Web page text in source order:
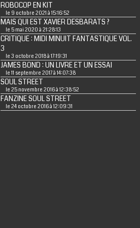
ROBOCOP EN KIT
le 9 octobre 2021 à 15:16:52
MAIS QUI EST XAVIER DESBARATS ?
le 5 mai 2020 à 21:28:13
CRITIQUE : MIDI MINUIT FANTASTIQUE VOL.
3
le 3 octobre 2018 à 17:19:31
JAMES BOND : UN LIVRE ET UN ESSAI
le 11 septembre 2017 à 14:07:38
SOUL STREET
le 25 novembre 2016 à 12:38:52
FANZINE SOUL STREET
le 24 octobre 2016 à 12:09:31